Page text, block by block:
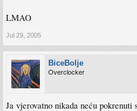
LMAO
Jul 29, 2005
BiceBolje
Overclocker
Ja vjerovatno nikada neću